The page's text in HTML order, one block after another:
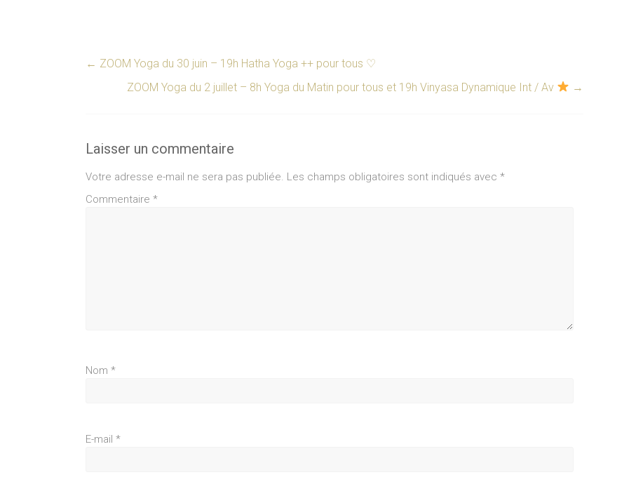
← ZOOM Yoga du 30 juin – 19h Hatha Yoga ++ pour tous ♡
ZOOM Yoga du 2 juillet – 8h Yoga du Matin pour tous et 19h Vinyasa Dynamique Int / Av
→
Laisser un commentaire
Votre adresse e-mail ne sera pas publiée. Les champs obligatoires sont indiqués avec *
Commentaire *
Nom *
E-mail *